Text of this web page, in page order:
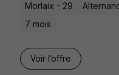
Morlaix - 29
7 mois
Voir l’offre